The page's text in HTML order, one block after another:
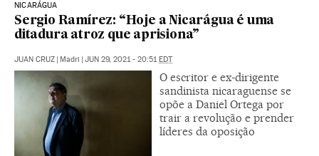
NICARÁGUA
Sergio Ramírez: “Hoje a Nicarágua é uma
ditadura atroz que aprisiona”
JUAN CRUZ Madri JUN 29, 2021 - 20:51 EDT
O escritor e ex-dirigente
sandinista nicaraguense se
opõe a Daniel Ortega por
trair a revolução e prender
líderes da oposição